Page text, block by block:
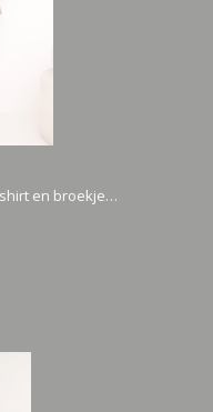
en broekje…